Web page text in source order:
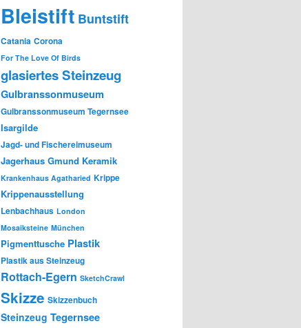
Bleistift Buntstift
Catania Corona
For The Love Of Birds
glasiertes Steinzeug
Gulbranssonmuseum
Gulbranssonmuseum Tegernsee
Isargilde
Jagd- und Fischereimuseum
Jagerhaus Gmund Keramik
Krankenhaus Agatharied Krippe
Krippenausstellung
Lenbachhaus London
Mosaiksteine München
Pigmenttusche Plastik
Plastik aus Steinzeug
Rottach-Egern SketchCrawl
Skizze Skizzenbuch
Steinzeug Tegernsee